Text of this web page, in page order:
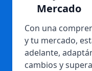
Mercado
Con una
y tu mercado,
adelante,
cambios y